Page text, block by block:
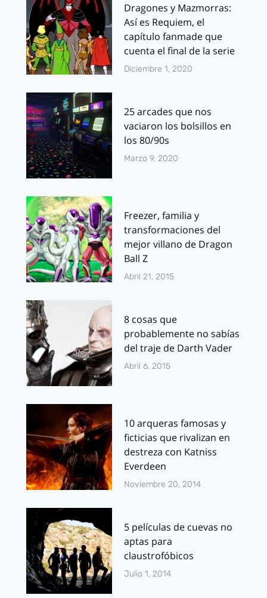
Dragones y Mazmorras:
Así es Requiem, el
capítulo fanmade que
cuenta el final de la serie
Diciembre 1, 2020
25 arcades que nos
vaciaron los bolsillos en
los 80/90s
Marzo 9, 2020
Freezer, familia y
transformaciones del
mejor villano de Dragon
Ball Z
Abril 21, 2015
8 cosas que
probablemente no sabías
del traje de Darth Vader
Abril 6, 2015
10 arqueras famosas y
ficticias que rivalizan en
destreza con Katniss
Everdeen
Noviembre 20, 2014
5 películas de cuevas no
aptas para
claustrofóbicos
Julio 1, 2014